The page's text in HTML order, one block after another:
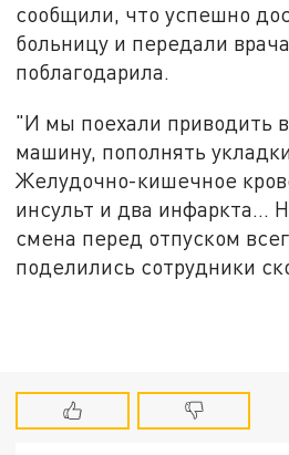
сообщили, что успешно
больницу и передали
поблагодарила.
"И мы поехали приводить
машину, пополнять
Желудочно-кишечное
инсульт и два инфаркта...
смена перед отпуском
поделились сотрудники